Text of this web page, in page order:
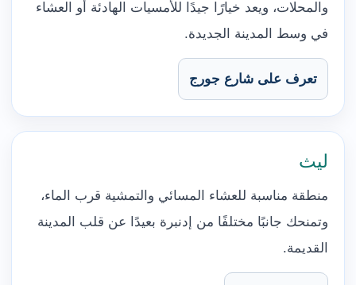
والمحلات، ويعد خيارًا جيدًا للأمسيات الهادئة أو العشاء
في وسط المدينة الجديدة.
تعرف على شارع جورج
ليث
منطقة مناسبة للعشاء المسائي والتمشية قرب الماء،
وتمنحك جانبًا مختلفًا من إدنبرة بعيدًا عن قلب المدينة
القديمة.